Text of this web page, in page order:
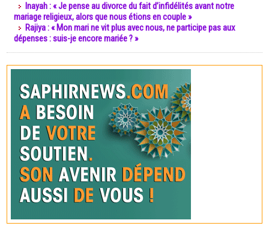
Inayah : « Je pense au divorce du fait d’infidélités avant notre
mariage religieux, alors que nous étions en couple »
Rajiya : « Mon mari ne vit plus avec nous, ne participe pas aux
dépenses : suis-je encore mariée ? »